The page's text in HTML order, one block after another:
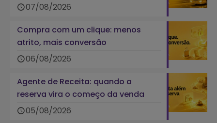
07/08/2026
Compra com um clique: menos
atrito, mais conversão
06/08/2026
Agente de Receita: quando a
reserva vira o começo da venda
05/08/2026